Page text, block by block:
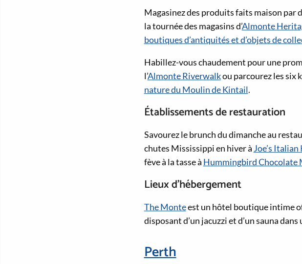
Magasinez des produits faits maison par
la tournée des magasins d’Almonte
boutiques d’antiquités et d’objets de
Habillez-vous chaudement pour une
l’Almonte Riverwalkou parcourez les six
nature du Moulin de Kintail.
Établissements de restauration
Savourez le brunch du dimanche au
chutes Mississippi en hiver à Joe’s
fève à la tasse à Hummingbird Chocolate
Lieux d’hébergement
The Monteest un hôtel boutique intime
disposant d’un jacuzzi et d’un sauna dans
Perth